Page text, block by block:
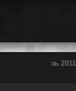
зь 2011